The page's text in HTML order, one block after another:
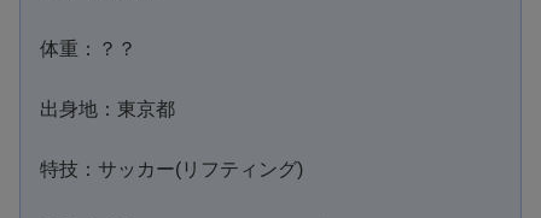
体重：？？
出身地：東京都
特技：サッカー(リフティング)